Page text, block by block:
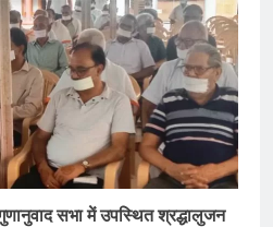
सभा में उपस्थित श्रद्धालुजन